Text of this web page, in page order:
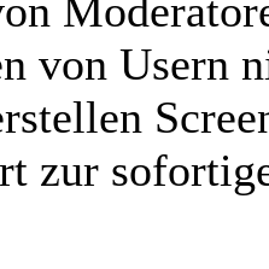
von Usern
zur